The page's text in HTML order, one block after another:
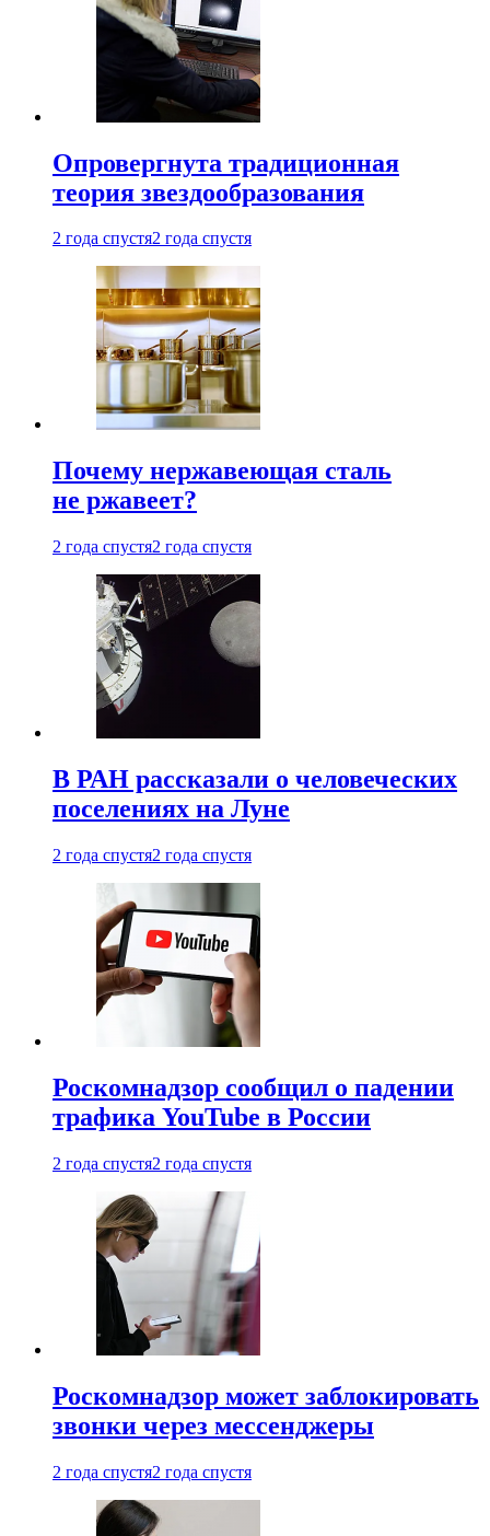
Опровергнута традиционная
теория звездообразования
2 года спустя2 года спустя
Почему нержавеющая сталь
не ржавеет?
2 года спустя2 года спустя
В РАН рассказали о человеческих
поселениях на Луне
2 года спустя2 года спустя
Роскомнадзор сообщил о падении
трафика YouTube в России
2 года спустя2 года спустя
Роскомнадзор может заблокировать
звонки через мессенджеры
2 года спустя2 года спустя